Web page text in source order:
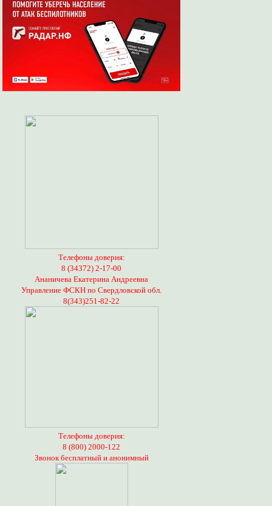
Телефоны доверия:
8 (34372) 2-17-00
Ананичева Екатерина Андреевна
Управление ФСКН по Свердловской обл.
8(343)251-82-22
Телефоны доверия:
8 (800) 2000-122
Звонок бесплатный и анонимный